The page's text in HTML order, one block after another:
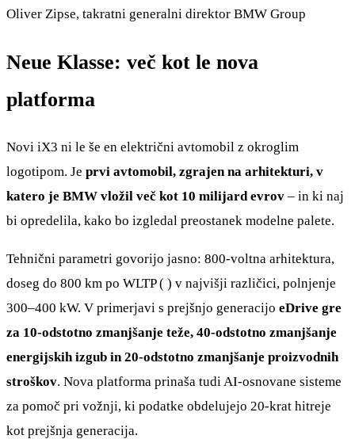
Oliver Zipse, takratni generalni direktor BMW Group
Neue Klasse: več kot le nova
platforma
Novi iX3 ni le še en električni avtomobil z okroglim
logotipom. Je prvi avtomobil, zgrajen na arhitekturi, v
katero je BMW vložil več kot 10 milijard evrov – in ki naj
bi opredelila, kako bo izgledal preostanek modelne palete.
Tehnični parametri govorijo jasno: 800-voltna arhitektura,
doseg do 800 km po WLTP ( ) v najvišji različici, polnjenje
300–400 kW. V primerjavi s prejšnjo generacijo eDrive gre
za 10-odstotno zmanjšanje teže, 40-odstotno zmanjšanje
energijskih izgub in 20-odstotno zmanjšanje proizvodnih
stroškov. Nova platforma prinaša tudi AI-osnovane sisteme
za pomoč pri vožnji, ki podatke obdelujejo 20-krat hitreje
kot prejšnja generacija.